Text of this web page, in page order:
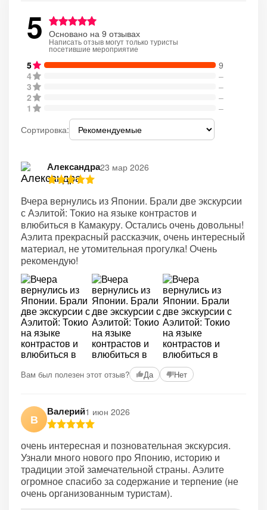
5 Основано на 9 отзывах
Написать отзыв могут только туристы
посетившие мероприятие
5
9
4
–
3
–
2
–
1
–
Сортировка:
Александра23 мар 2026
Вчера вернулись из Японии. Брали две экскурсии
с Аэлитой: Токио на языке контрастов и
влюбиться в Камакуру. Остались очень довольны!
Аэлита прекрасный рассказчик, очень интересный
материал, не утомительная прогулка! Очень
рекомендую!
Вам был полезен этот отзыв? Да Нет
В
Валерий1 июн 2026
очень интересная и позновательная экскурсия.
Узнали много нового про Японию, историю и
традиции этой замечательной страны. Аэлите
огромное спасибо за содержание и терпение (не
очень организованным туристам).